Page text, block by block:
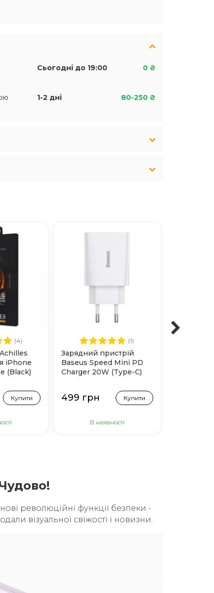
Сьогодні до 19:00 0 ₴
1-2 дні 80-250 ₴
(4)
iPhone
(Black)
Купити
(1)
Зарядний пристрій
Baseus Speed Mini PD
Charger 20W (Type-C)
499 грн Купити
В наявності
революційні функції безпеки -
візуальної свіжості і новизни.